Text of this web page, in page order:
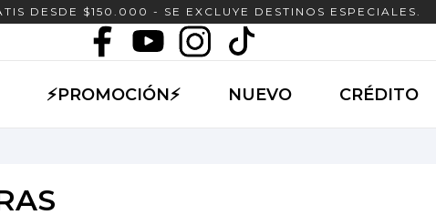
DESDE $150.000 - SE EXCLUYE DESTINOS ESPECIALES.
⚡PROMOCIÓN⚡ NUEVO CRÉDITO